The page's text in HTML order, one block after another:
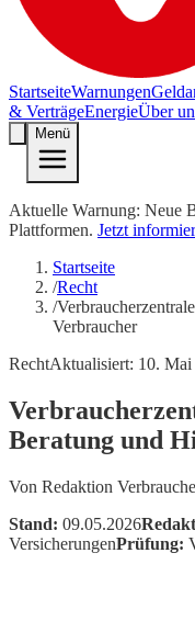
StartseiteWarnungen
& VerträgeEnergieÜber
Menü
Aktuelle Warnung: Neue
Plattformen. Jetzt
Startseite
/Recht
/
Verbraucher
RechtAktualisiert: 10. Mai
Beratung und
Von Redaktion
Stand: 09.05.2026
VersicherungenPrüfung: